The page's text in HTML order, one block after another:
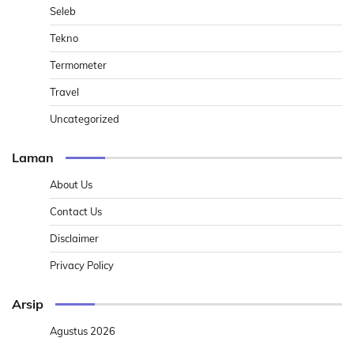
Seleb
Tekno
Termometer
Travel
Uncategorized
Laman
About Us
Contact Us
Disclaimer
Privacy Policy
Arsip
Agustus 2026